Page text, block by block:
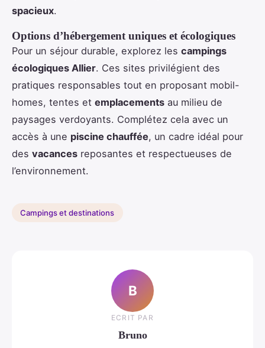
spacieux.
Options d’hébergement uniques et écologiques
Pour un séjour durable, explorez les campings
écologiques Allier. Ces sites privilégient des
pratiques responsables tout en proposant mobil-
homes, tentes et emplacements au milieu de
paysages verdoyants. Complétez cela avec un
accès à une piscine chauffée, un cadre idéal pour
des vacances reposantes et respectueuses de
l’environnement.
Campings et destinations
B
ECRIT PAR
Bruno